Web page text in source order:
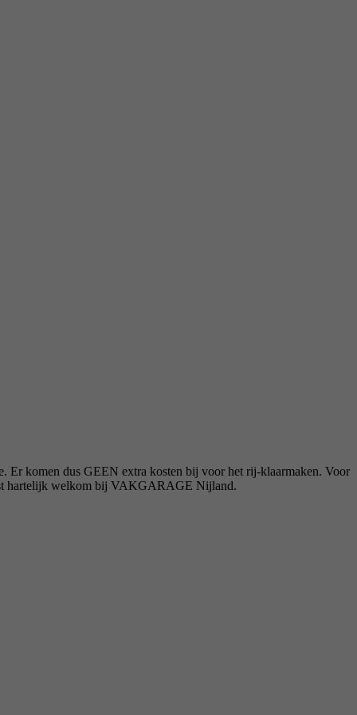
Er komen dus GEEN extra kosten bij voor het rij-klaarmaken. Voor
hartelijk welkom bij VAKGARAGE Nijland.